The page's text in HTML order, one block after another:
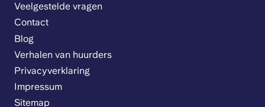
Veelgestelde vragen
Contact
Blog
Verhalen van huurders
Privacyverklaring
Impressum
Sitemap